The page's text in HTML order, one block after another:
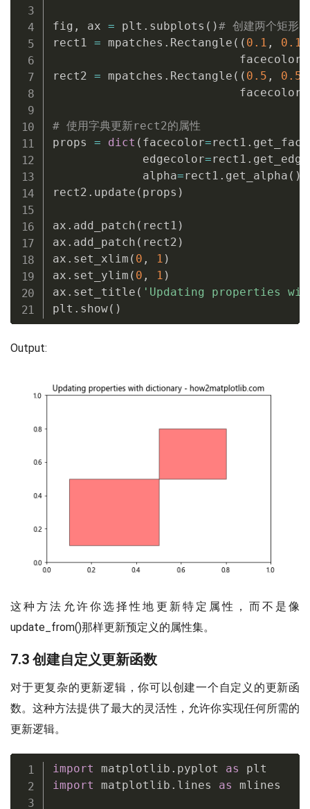
fig , ax = plt . subplots ( )# 创建两个矩形
rect1 = mpatches . Rectangle ( ( 0.1 , 0.1
                           facecolor
rect2 = mpatches . Rectangle ( ( 0.5 , 0.5
                           facecolor
# 使用字典更新rect2的属性
props = dict ( facecolor=rect1 .
             edgecolor
=rect1 .
             alpha
=rect1 . get_alpha ( )
rect2 . update ( props )
ax . add_patch ( rect1 )
ax . add_patch ( rect2 )
ax . set_xlim ( 0 , 1 )
ax . set_ylim ( 0 , 1 )
ax . set_title ( 'Updating properties
plt . show( )
Output:
这种方法允许你选择性地更新特定属性，而不是像
update_from()那样更新预定义的属性集。
7.3 创建自定义更新函数
对于更复杂的更新逻辑，你可以创建一个自定义的更新函
数。这种方法提供了最大的灵活性，允许你实现任何所需的
更新逻辑。
import matplotlib . pyplot as
import matplotlib . lines as mlines